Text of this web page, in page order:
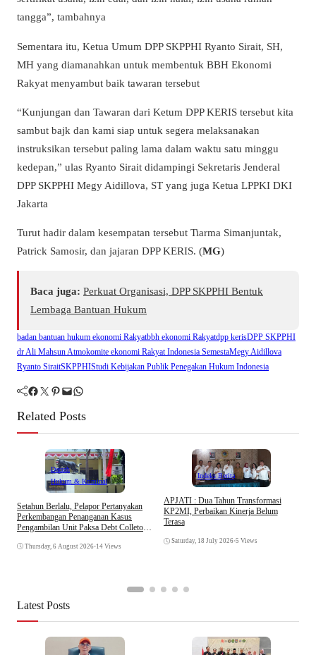
tangga”, tambahnya
Sementara itu, Ketua Umum DPP SKPPHI Ryanto Sirait, SH,
MH yang diamanahkan untuk membentuk BBH Ekonomi
Rakyat menyambut baik tawaran tersebut
“Kunjungan dan Tawaran dari Ketum DPP KERIS tersebut kita
sambut bajk dan kami siap untuk segera melaksanakan
instruksikan tersebut paling lama dalam waktu satu minggu
kedepan,” ulas Ryanto Sirait didampingi Sekretaris Jenderal
DPP SKPPHI Megy Aidillova, ST yang juga Ketua LPPKI DKI
Jakarta
Turut hadir dalam kesempatan tersebut Tiarma Simanjuntak,
Patrick Samosir, dan jajaran DPP KERIS. (MG)
Baca juga: Perkuat Organisasi, DPP SKPPHI Bentuk
Lembaga Bantuan Hukum
badan bantuan hukum ekonomi Rakyatbbh ekonomi Rakyatdpp kerisDPP SKPPHI
dr Ali Mahsun Atmokomite ekonomi Rakyat Indonesia SemestaMegy Aidillova
Ryanto SiraitSKPPHIStudi Kebijakan Publik Penegakan Hukum Indonesia
Facebook Twitter Pinterest Mail WhatsApp
Related Posts
Daerah
Hukum & Kriminal
Setahun Berlalu, Pelapor Pertanyakan
Perkembangan Penanganan Kasus
Pengambilan Unit Paksa Debt Colletor
Thursday, 6 August 2026•14 Views
Indeks Berita
APJATI : Dua Tahun Transformasi
KP2MI, Perbaikan Kinerja Belum
Terasa
Saturday, 18 July 2026•5 Views
Latest Posts